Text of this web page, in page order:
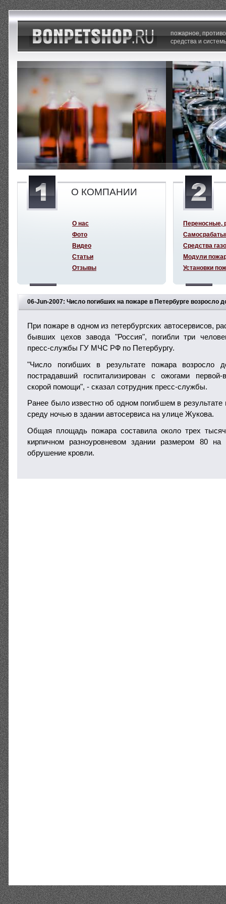
06-Jun-2007: Число погибших на пожаре в Петербурге возросло
При пожаре в одном из петербургских автосервисов,
бывших цехов завода "Россия", погибли три
пресс-службы ГУ МЧС РФ по Петербургу.
"Число погибших в результате пожара возросло
пострадавший госпитализирован с ожогами
скорой помощи", - сказал сотрудник пресс-службы.
Ранее было известно об одном погибшем в
среду ночью в здании автосервиса на улице Жукова.
Общая площадь пожара составила около трех
кирпичном разноуровневом здании размером 80
обрушение кровли.
пожарное,
средства и
О КОМПАНИИ
О нас
Фото
Видео
Статьи
Отзывы
Переносные,
Средства
Модули
Установки